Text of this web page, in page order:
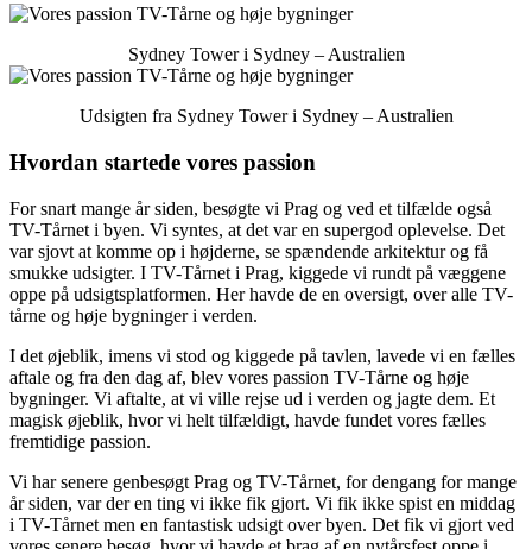
Sydney Tower i Sydney – Australien
Udsigten fra Sydney Tower i Sydney – Australien
Hvordan startede vores passion
For snart mange år siden, besøgte vi Prag og ved et tilfælde også
TV-Tårnet i byen. Vi syntes, at det var en supergod oplevelse. Det
var sjovt at komme op i højderne, se spændende arkitektur og få
smukke udsigter. I TV-Tårnet i Prag, kiggede vi rundt på væggene
oppe på udsigtsplatformen. Her havde de en oversigt, over alle TV-
tårne og høje bygninger i verden.
I det øjeblik, imens vi stod og kiggede på tavlen, lavede vi en fælles
aftale og fra den dag af, blev vores passion TV-Tårne og høje
bygninger. Vi aftalte, at vi ville rejse ud i verden og jagte dem. Et
magisk øjeblik, hvor vi helt tilfældigt, havde fundet vores fælles
fremtidige passion.
Vi har senere genbesøgt Prag og TV-Tårnet, for dengang for mange
år siden, var der en ting vi ikke fik gjort. Vi fik ikke spist en middag
i TV-Tårnet men en fantastisk udsigt over byen. Det fik vi gjort ved